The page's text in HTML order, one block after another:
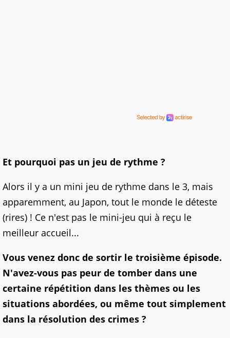
Et pourquoi pas un jeu de rythme ?
Alors il y a un mini jeu de rythme dans le 3, mais
apparemment, au Japon, tout le monde le déteste
(rires) ! Ce n'est pas le mini-jeu qui à reçu le
meilleur accueil...
Vous venez donc de sortir le troisième épisode.
N'avez-vous pas peur de tomber dans une
certaine répétition dans les thèmes ou les
situations abordées, ou même tout simplement
dans la résolution des crimes ?